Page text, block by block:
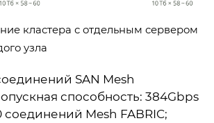
кластера с отдельным сервером
узла
SAN Mesh
способность: 384Gbps
соединений Mesh FABRIC;